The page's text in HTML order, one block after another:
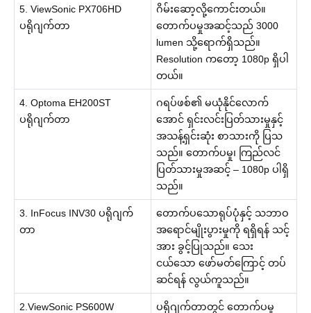
5. ViewSonic PX706HD
ပရိုဂျက်တာ
ဂိမ်းဆော့လို့ကောင်းတယ်။
တောက်ပမှုအဆင့်သည် 3000
lumen သို့ရောက်ရှိသည်။
Resolution ကတော့ 1080p ရှိပါ
တယ်။
4. Optoma EH200ST
ပရိုဂျက်တာ
ဂရပ်ဖစ်၏ မယုံနိုင်လောက်
အောင် ရှင်းလင်းပြတ်သားမှုနှင့်
အသန့်ရှင်းဆုံး စာသားကို ပြသ
သည်။ တောက်ပမှု၊ ကြည်လင်
ပြတ်သားမှုအဆင့် – 1080p ပါရှိ
သည်။
3. InFocus INV30 ပရိုဂျက်
တာ
တောက်ပသောရုပ်ပုံနှင့် သဘာဝ
အရောင်မျိုးပွားမှုကို ရရှိရန် သင့်
အား ခွင့်ပြုသည်။ သေး
ငယ်သော ဖော်မတ်ကြောင့် တပ်
ဆင်ရန် လွယ်ကူသည်။
2.ViewSonic PS600W
ပရိုဂျက်တာတွင် တောက်ပမှု